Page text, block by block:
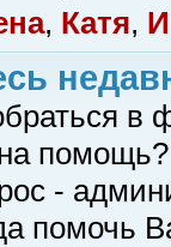
, Катя,
в
помощь?
-
помочь